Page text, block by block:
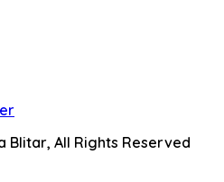
Blitar, All Rights Reserved